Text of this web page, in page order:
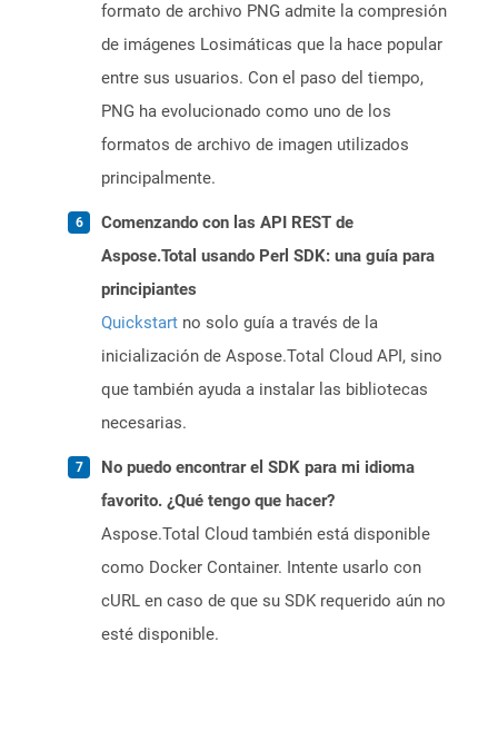
formato de archivo PNG admite la compresión
de imágenes Losimáticas que la hace popular
entre sus usuarios. Con el paso del tiempo,
PNG ha evolucionado como uno de los
formatos de archivo de imagen utilizados
principalmente.
Comenzando con las API REST de
Aspose.Total usando Perl SDK: una guía para
principiantes
Quickstart no solo guía a través de la
inicialización de Aspose.Total Cloud API, sino
que también ayuda a instalar las bibliotecas
necesarias.
No puedo encontrar el SDK para mi idioma
favorito. ¿Qué tengo que hacer?
Aspose.Total Cloud también está disponible
como Docker Container. Intente usarlo con
cURL en caso de que su SDK requerido aún no
esté disponible.